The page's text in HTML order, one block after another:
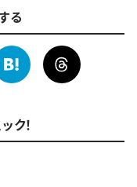
る
ク！